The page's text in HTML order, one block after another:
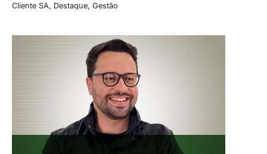
Cliente SA, Destaque, Gestão